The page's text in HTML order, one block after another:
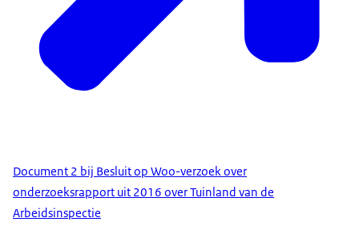
Document 2 bij Besluit op Woo-verzoek over
onderzoeksrapport uit 2016 over Tuinland van de
Arbeidsinspectie